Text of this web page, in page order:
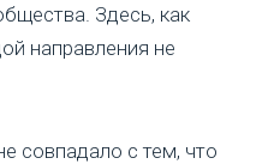
Здесь, как
направления не
совпадало с тем, что